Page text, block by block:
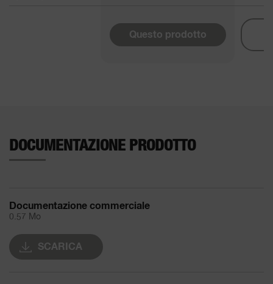
Questo prodotto
DOCUMENTAZIONE PRODOTTO
Documentazione commerciale
0.57 Mo
SCARICA